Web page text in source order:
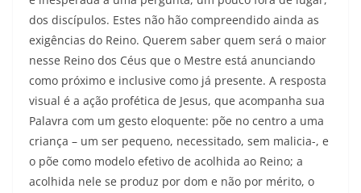
dos discípulos. Es­tes não hão compreendido ainda as
exigências do Reino. Querem saber quem será o maior
nesse Reino dos Céus que o Mestre está anunciando
como próximo e inclusive como já presente. A resposta
visual é a ação profética de Jesus, que acompanha sua
Palavra com um gesto eloquente: põe no centro a uma
criança – um ser pequeno, necessitado, sem malicia-, e
o põe como modelo efetivo de acolhi­da ao Reino; a
acolhida nele se produz por dom e não por mérito, o